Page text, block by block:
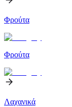
Φρούτα
Φρούτα
Λαχανικά